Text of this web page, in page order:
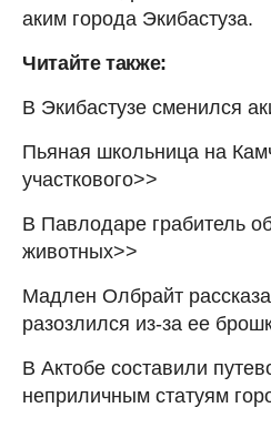
аким города Экибастуза.
Читайте также:
В Экибастузе сменился
Пьяная школьница на
участкового>>
В Павлодаре грабитель
животных>>
Мадлен Олбрайт
разозлился из-за ее
В Актобе составили
неприличным статуям